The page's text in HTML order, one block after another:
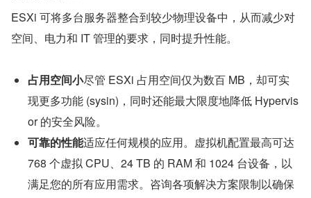
ESXi 可将多台服务器整合到较少物理设备中，从而减少对
空间、电力和 IT 管理的要求，同时提升性能。
占用空间小尽管 ESXi 占用空间仅为数百 MB，却可实
现更多功能 (sysin)，同时还能最大限度地降低 Hypervis
or 的安全风险。
可靠的性能适应任何规模的应用。虚拟机配置最高可达
768 个虚拟 CPU、24 TB 的 RAM 和 1024 台设备，以
满足您的所有应用需求。咨询各项解决方案限制以确保